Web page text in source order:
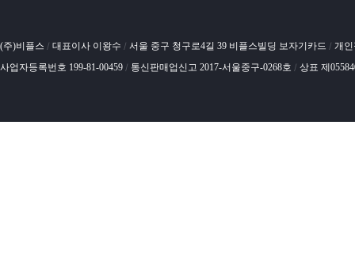
(주)비플스 / 대표이사 이왕수 / 서울 중구 청구로4길 39 비플스빌딩 보자기카드 / 개
사업자등록번호 199-81-00459 / 통신판매업신고 2017-서울중구-0268호 / 상표 제